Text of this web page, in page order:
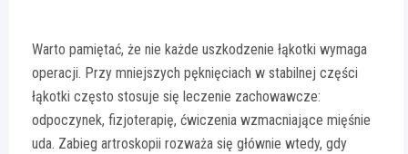
Warto pamiętać, że nie każde uszkodzenie łąkotki wymaga
operacji. Przy mniejszych pęknięciach w stabilnej części
łąkotki często stosuje się leczenie zachowawcze:
odpoczynek, fizjoterapię, ćwiczenia wzmacniające mięśnie
uda. Zabieg artroskopii rozważa się głównie wtedy, gdy